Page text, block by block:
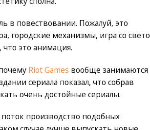
в повествовании. Пожалуй, это
городские механизмы, игра со
что это анимация.
Riot Games вообще занимаются
сериала показал, что собрав
очень достойные сериалы.
производство подобных